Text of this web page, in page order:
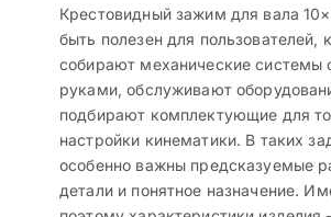
Крестовидный зажим для вала
быть полезен для пользователей,
собирают механические системы
руками, обслуживают
подбирают комплектующие для
настройки кинематики. В таких
особенно важны предсказуемые
детали и понятное назначение.